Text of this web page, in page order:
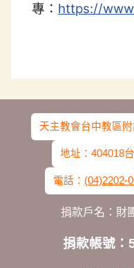
專： https://
天主教會台中教區
地址：404018
電話： (04)2202-
捐款戶名：財
捐款帳號：